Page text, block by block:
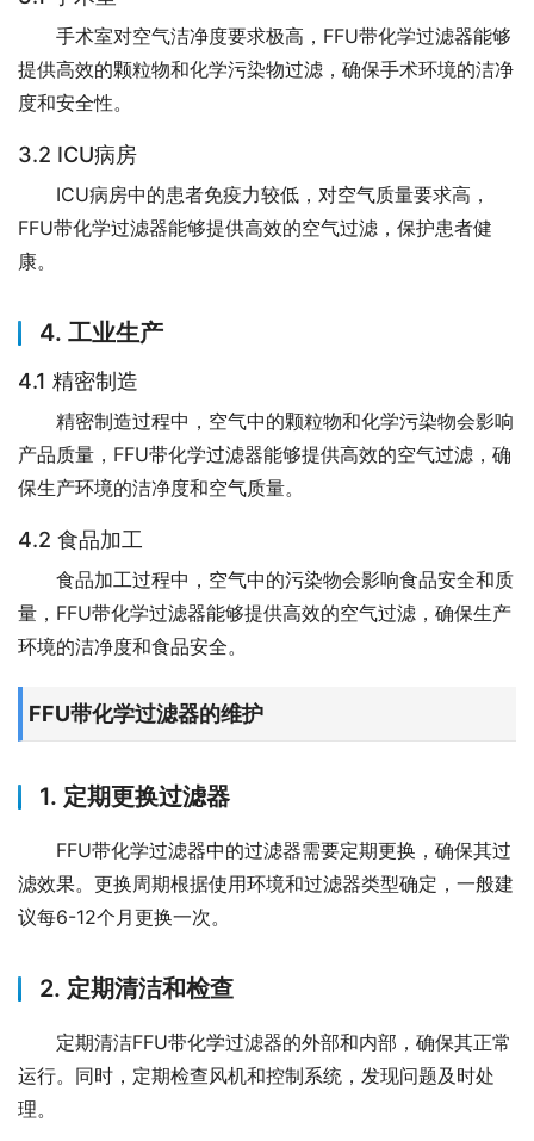
手术室对空气洁净度要求极高，FFU带化学过滤器能够
提供高效的颗粒物和化学污染物过滤，确保手术环境的洁净
度和安全性。
3.2 ICU病房
ICU病房中的患者免疫力较低，对空气质量要求高，
FFU带化学过滤器能够提供高效的空气过滤，保护患者健
康。
4. 工业生产
4.1 精密制造
精密制造过程中，空气中的颗粒物和化学污染物会影响
产品质量，FFU带化学过滤器能够提供高效的空气过滤，确
保生产环境的洁净度和空气质量。
4.2 食品加工
食品加工过程中，空气中的污染物会影响食品安全和质
量，FFU带化学过滤器能够提供高效的空气过滤，确保生产
环境的洁净度和食品安全。
FFU带化学过滤器的维护
1. 定期更换过滤器
FFU带化学过滤器中的过滤器需要定期更换，确保其过
滤效果。更换周期根据使用环境和过滤器类型确定，一般建
议每6-12个月更换一次。
2. 定期清洁和检查
定期清洁FFU带化学过滤器的外部和内部，确保其正常
运行。同时，定期检查风机和控制系统，发现问题及时处
理。